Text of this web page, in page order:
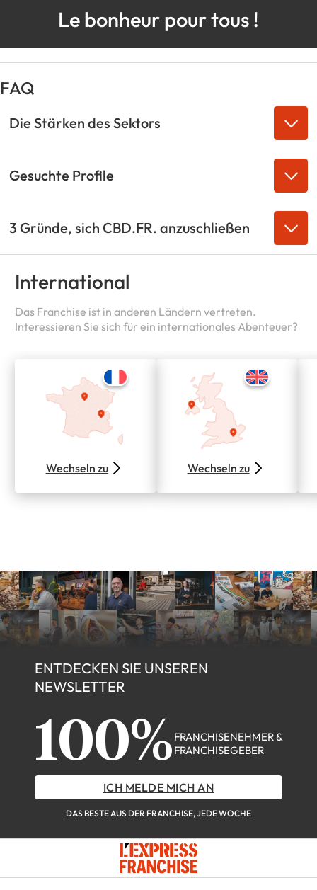
Le bonheur pour tous !
FAQ
Die Stärken des Sektors
Gesuchte Profile
3 Gründe, sich CBD.FR. anzuschließen
International
Das Franchise ist in anderen Ländern vertreten.
Interessieren Sie sich für ein internationales Abenteuer?
Wechseln zu Wechseln zu
ENTDECKEN SIE UNSEREN
NEWSLETTER
100% FRANCHISENEHMER &
FRANCHISEGEBER
ICH MELDE MICH AN
DAS BESTE AUS DER FRANCHISE, JEDE WOCHE